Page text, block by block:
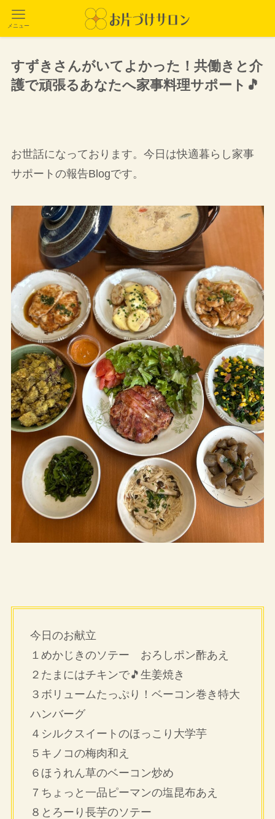
メニュー
すずきさんがいてよかった！共働きと介
護で頑張るあなたへ家事料理サポート🎵
お世話になっております。今日は快適暮らし家事
サポートの報告Blogです。
今日のお献立
１めかじきのソテー おろしポン酢あえ
２たまにはチキンで🎵生姜焼き
３ボリュームたっぷり！ベーコン巻き特大
ハンバーグ
４シルクスイートのほっこり大学芋
５キノコの梅肉和え
６ほうれん草のベーコン炒め
７ちょっと一品ピーマンの塩昆布あえ
８とろーり長芋のソテー